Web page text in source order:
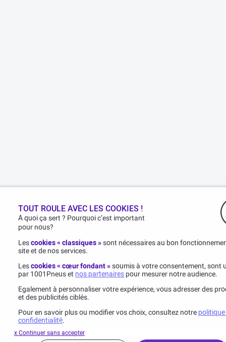
TOUT ROULE AVEC LES COOKIES !
A quoi ça sert ? Pourquoi c’est important
pour nous?
Lescookies « classiques »sont nécessaires au bon
site et de nos services.
Lescookies « cœur fondant »soumis à votre consentement, sont
par 1001Pneus et nos partenaires pour mesurer notre audience.
Egalement à personnaliser votre expérience, vous adresser des
et des publicités ciblés.
Pour en savoir plus ou modifier vos choix, consultez notre politique
confidentialité.
x Continuer sans accepter